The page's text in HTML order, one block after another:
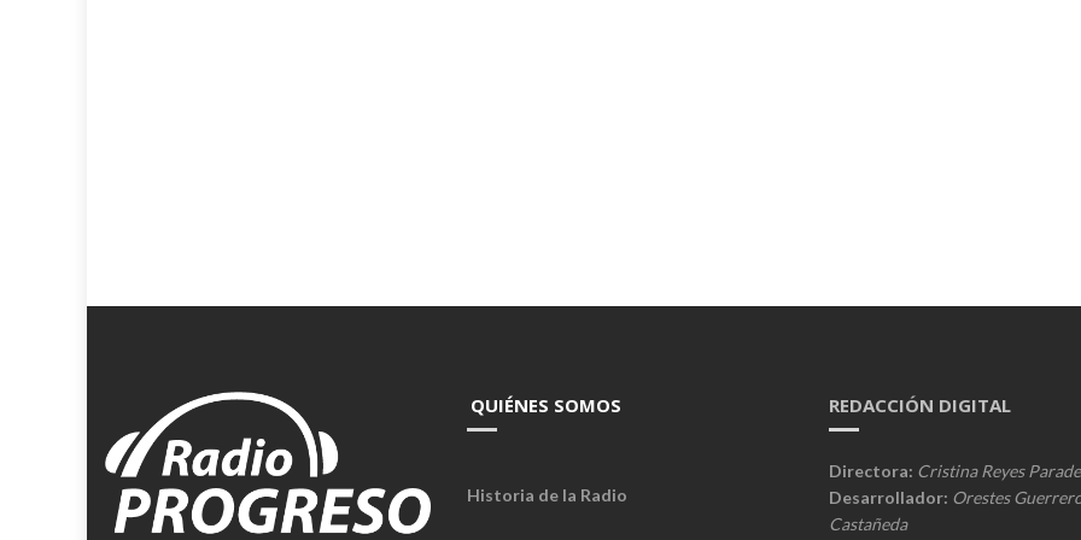
QUIÉNES SOMOS
Historia de la Radio
REDACCIÓN DIGITAL
Directora: Cristina Reyes
Desarrollador: Orestes
Castañeda